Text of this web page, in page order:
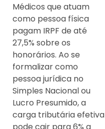
Médicos que atuam
como pessoa física
pagam IRPF de até
27,5% sobre os
honorários. Ao se
formalizar como
pessoa jurídica no
Simples Nacional ou
Lucro Presumido, a
carga tributária efetiva
pode cair para 6% a